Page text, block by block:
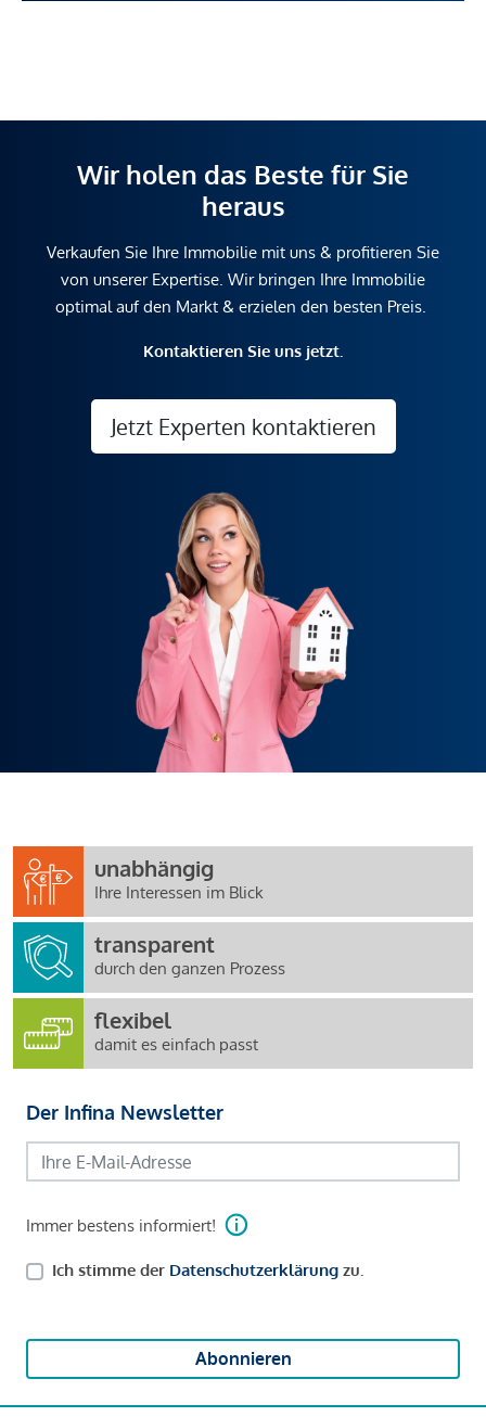
Wir holen das Beste für Sie
heraus
Verkaufen Sie Ihre Immobilie mit uns & profitieren Sie
von unserer Expertise. Wir bringen Ihre Immobilie
optimal auf den Markt & erzielen den besten Preis.
Kontaktieren Sie uns jetzt.
Jetzt Experten kontaktieren
unabhängig
Ihre Interessen im Blick
transparent
durch den ganzen Prozess
flexibel
damit es einfach passt
Der Infina Newsletter
Immer bestens informiert!
Ich stimme der Datenschutzerklärung zu.
Abonnieren